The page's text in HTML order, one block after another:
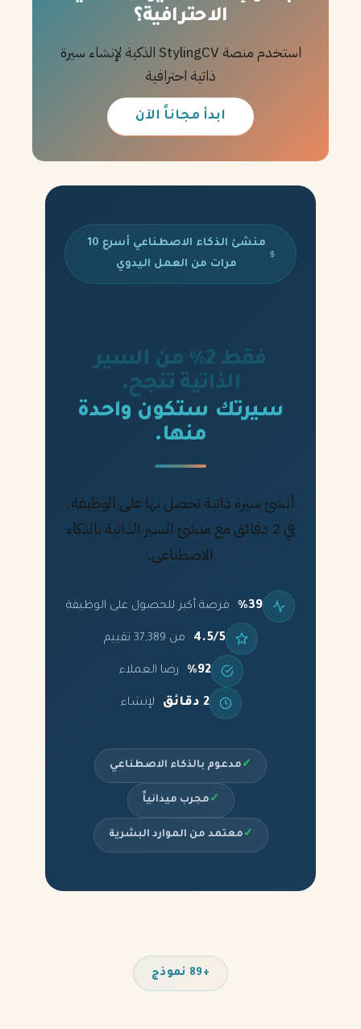
الاحترافية؟
استخدم منصة StylingCV الذكية لإنشاء سيرة
ذاتية احترافية
ابدأ مجاناً الآن
منشئ الذكاء الاصطناعي أسرع 10
مرات من العمل اليدوي
فقط 2% من السير
الذاتية تنجح.
سيرتك ستكون واحدة
منها.
أنشئ سيرة ذاتية تحصل بها على الوظيفة.
في 2 دقائق مع منشئ السير الذاتية بالذكاء
الاصطناعي.
%39 فرصة أكبر للحصول على الوظيفة
4.5/5 من 37,389 تقييم
%92 رضا العملاء
2 دقائق لإنشاء
✓ مدعوم بالذكاء الاصطناعي
✓ مجرب ميدانياً
✓ معتمد من الموارد البشرية
+89 نموذج